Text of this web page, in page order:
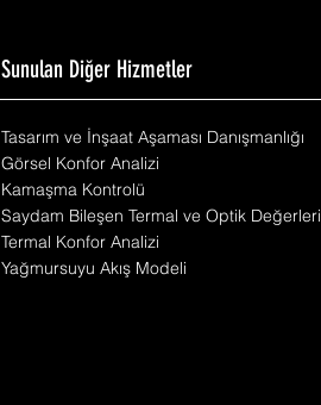
Sunulan Diğer Hizmetler
Tasarım ve İnşaat Aşaması Danışmanlığı
Görsel Konfor Analizi
Kamaşma Kontrolü
Saydam Bileşen Termal ve Optik Değerleri
Termal Konfor Analizi
Yağmursuyu Akış Modeli